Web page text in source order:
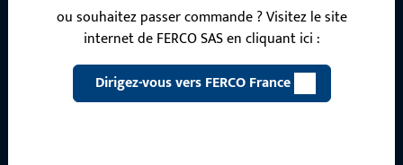
ou souhaitez passer commande ? Visitez le site
internet de FERCO SAS en cliquant ici :
Dirigez-vous vers FERCO France